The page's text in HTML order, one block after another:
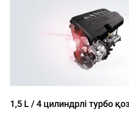
1,5 L / 4 цилиндрлі турбо